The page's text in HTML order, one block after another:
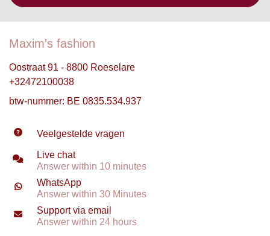
Maxim's fashion
Oostraat 91 - 8800 Roeselare
+32472100038
btw-nummer: BE 0835.534.937
Veelgestelde vragen
Live chat
Answer within 10 minutes
WhatsApp
Answer within 30 Minutes
Support via email
Answer within 24 hours